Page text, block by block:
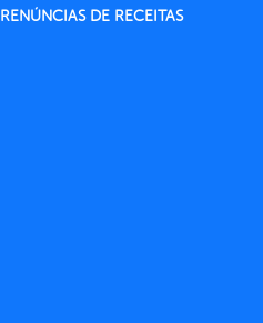
RENÚNCIAS DE RECEITAS